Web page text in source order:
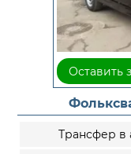
Оставить
Трансфер в